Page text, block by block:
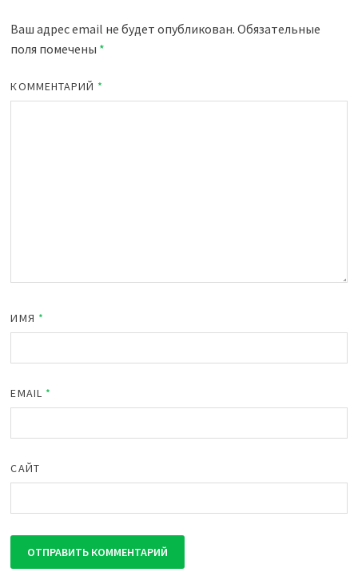
Ваш адрес email не будет опубликован. Обязательные
поля помечены *
КОММЕНТАРИЙ *
ИМЯ *
EMAIL *
САЙТ